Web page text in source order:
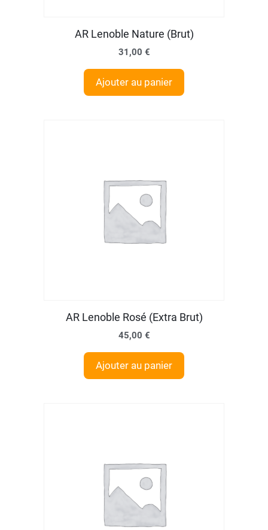
AR Lenoble Nature (Brut)
31,00 €
Ajouter au panier
AR Lenoble Rosé (Extra Brut)
45,00 €
Ajouter au panier